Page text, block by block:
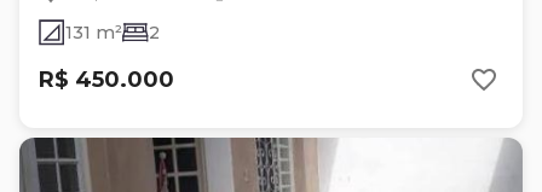
131 m² 2
R$ 450.000